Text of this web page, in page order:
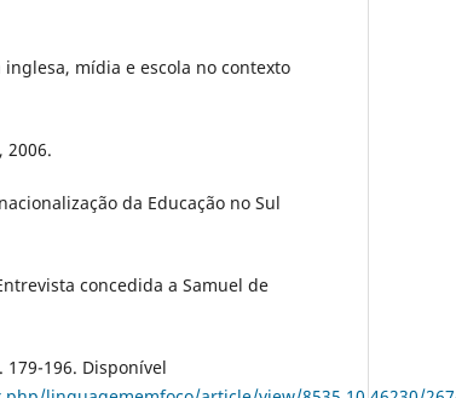
mídia e escola no contexto
2006.
da Educação no Sul
concedida a Samuel de
179-196. Disponível